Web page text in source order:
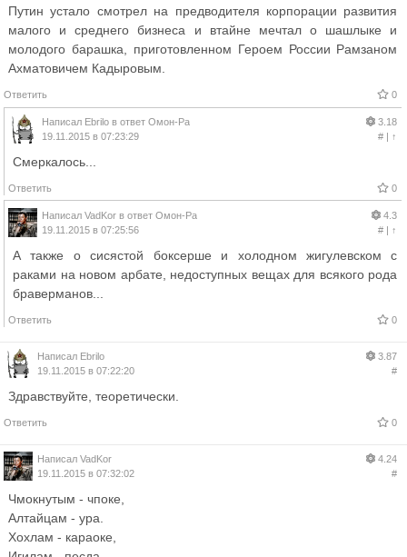
Путин устало смотрел на предводителя корпорации развития
малого и среднего бизнеса и втайне мечтал о шашлыке и
молодого барашка, приготовленном Героем России Рамзаном
Ахматовичем Кадыровым.
Ответить 0
Написал Ebrilo в ответ Омон-Ра
19.11.2015 в 07:23:29
3.18
#| ↑
Смеркалось...
Ответить 0
Написал VadKor в ответ Омон-Ра
19.11.2015 в 07:25:56
4.3
#| ↑
А также о сисястой боксерше и холодном жигулевском с
раками на новом арбате, недоступных вещах для всякого рода
браверманов...
Ответить 0
Написал Ebrilo
19.11.2015 в 07:22:20
3.87
#
Здравствуйте, теоретически.
Ответить 0
Написал VadKor
19.11.2015 в 07:32:02
4.24
#
Чмокнутым - чпоке,
Алтайцам - ура.
Хохлам - караоке,